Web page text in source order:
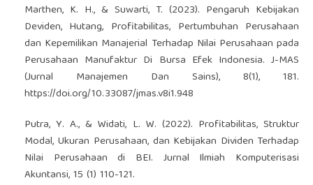
Marthen, K. H., & Suwarti, T. (2023). Pengaruh Kebijakan
Deviden, Hutang, Profitabilitas, Pertumbuhan Perusahaan
dan Kepemilikan Manajerial Terhadap Nilai Perusahaan pada
Perusahaan Manufaktur Di Bursa Efek Indonesia. J-MAS
(Jurnal Manajemen Dan Sains), 8(1), 181.
https://doi.org/10.33087/jmas.v8i1.948
Putra, Y. A., & Widati, L. W. (2022). Profitabilitas, Struktur
Modal, Ukuran Perusahaan, dan Kebijakan Dividen Terhadap
Nilai Perusahaan di BEI. Jurnal Ilmiah Komputerisasi
Akuntansi, 15 (1) 110-121.